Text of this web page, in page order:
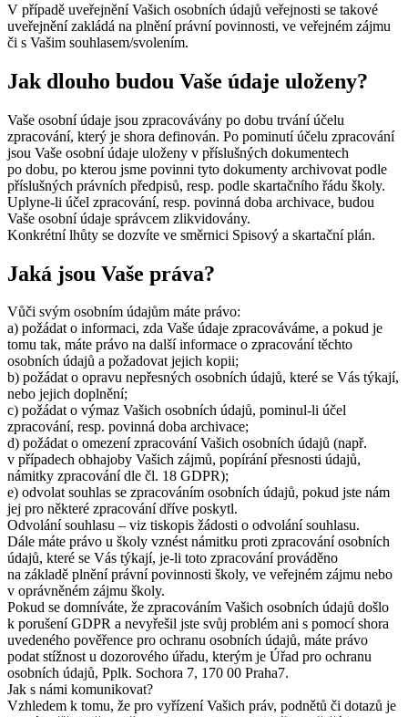
V případě uveřejnění Vašich osobních údajů veřejnosti se takové
uveřejnění zakládá na plnění právní povinnosti, ve veřejném zájmu
či s Vašim souhlasem/svolením.
Jak dlouho budou Vaše údaje uloženy?
Vaše osobní údaje jsou zpracovávány po dobu trvání účelu
zpracování, který je shora definován. Po pominutí účelu zpracování
jsou Vaše osobní údaje uloženy v příslušných dokumentech
po dobu, po kterou jsme povinni tyto dokumenty archivovat podle
příslušných právních předpisů, resp. podle skartačního řádu školy.
Uplyne-li účel zpracování, resp. povinná doba archivace, budou
Vaše osobní údaje správcem zlikvidovány.
Konkrétní lhůty se dozvíte ve směrnici Spisový a skartační plán.
Jaká jsou Vaše práva?
Vůči svým osobním údajům máte právo:
a) požádat o informaci, zda Vaše údaje zpracováváme, a pokud je
tomu tak, máte právo na další informace o zpracování těchto
osobních údajů a požadovat jejich kopii;
b) požádat o opravu nepřesných osobních údajů, které se Vás týkají,
nebo jejich doplnění;
c) požádat o výmaz Vašich osobních údajů, pominul-li účel
zpracování, resp. povinná doba archivace;
d) požádat o omezení zpracování Vašich osobních údajů (např.
v případech obhajoby Vašich zájmů, popírání přesnosti údajů,
námitky zpracování dle čl. 18 GDPR);
e) odvolat souhlas se zpracováním osobních údajů, pokud jste nám
jej pro některé zpracování dříve poskytl.
Odvolání souhlasu – viz tiskopis žádosti o odvolání souhlasu.
Dále máte právo u školy vznést námitku proti zpracování osobních
údajů, které se Vás týkají, je-li toto zpracování prováděno
na základě plnění právní povinnosti školy, ve veřejném zájmu nebo
v oprávněném zájmu školy.
Pokud se domníváte, že zpracováním Vašich osobních údajů došlo
k porušení GDPR a nevyřešil jste svůj problém ani s pomocí shora
uvedeného pověřence pro ochranu osobních údajů, máte právo
podat stížnost u dozorového úřadu, kterým je Úřad pro ochranu
osobních údajů, Pplk. Sochora 7, 170 00 Praha7.
Jak s námi komunikovat?
Vzhledem k tomu, že pro vyřízení Vašich práv, podnětů či dotazů je